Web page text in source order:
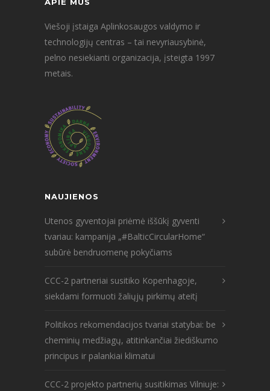
Viešoji įstaiga Aplinkosaugos valdymo ir
technologijų centras – tai nevyriausybinė,
pelno nesiekianti organizacija, įsteigta 1997
metais.
NAUJIENOS
Utenos gyventojai priėmė iššūkį gyventi
tvariau: kampanija „#BalticCircularHome“
subūrė bendruomenę pokyčiams
CCC-2 partneriai susitiko Kopenhagoje,
siekdami formuoti žaliųjų pirkimų ateitį
Politikos rekomendacijos tvariai statybai: be
cheminių medžiagų, atitinkančiai žiediškumo
principus ir palankiai klimatui
CCC-2 projekto partnerių susitikimas Vilniuje: